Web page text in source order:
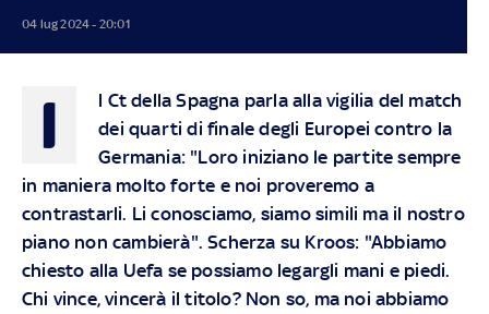
04 lug 2024 - 20:01
I
l Ct della Spagna parla alla vigilia del match
dei quarti di finale degli Europei contro la
Germania: "Loro iniziano le partite sempre
in maniera molto forte e noi proveremo a
contrastarli. Li conosciamo, siamo simili ma il nostro
piano non cambierà". Scherza su Kroos: "Abbiamo
chiesto alla Uefa se possiamo legargli mani e piedi.
Chi vince, vincerà il titolo? Non so, ma noi abbiamo